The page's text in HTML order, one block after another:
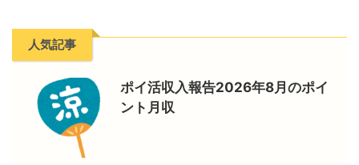
人気記事
ポイ活収入報告2026年8月のポイ
ント月収